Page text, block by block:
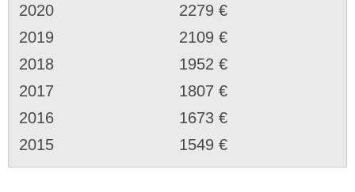
2020
2279 €
2019
2109 €
2018
1952 €
2017
1807 €
2016
1673 €
2015
1549 €